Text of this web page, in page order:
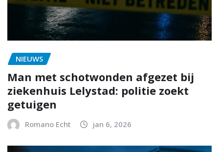
NIEUWS
Man met schotwonden afgezet bij
ziekenhuis Lelystad: politie zoekt
getuigen
Romano Echt jan 6, 2026